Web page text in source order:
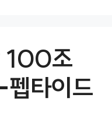
100조
타이드